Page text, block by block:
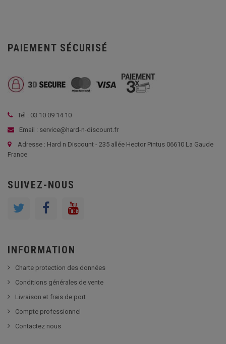
PAIEMENT SÉCURISÉ
Tél : 03 10 09 14 10
Email : service@hard-n-discount.fr
Adresse : Hard n Discount - 235 allée Hector Pintus 06610 La Gaude
France
SUIVEZ-NOUS
INFORMATION
Charte protection des données
Conditions générales de vente
Livraison et frais de port
Compte professionnel
Contactez nous